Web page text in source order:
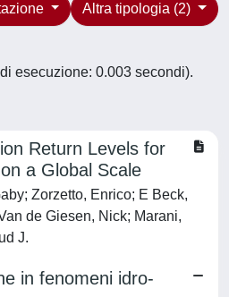
Altra tipologia (2)
esecuzione: 0.003 secondi).
Return Levels for
a Global Scale
Zorzetto, Enrico; E Beck,
de Giesen, Nick; Marani,
J.
in fenomeni idro-